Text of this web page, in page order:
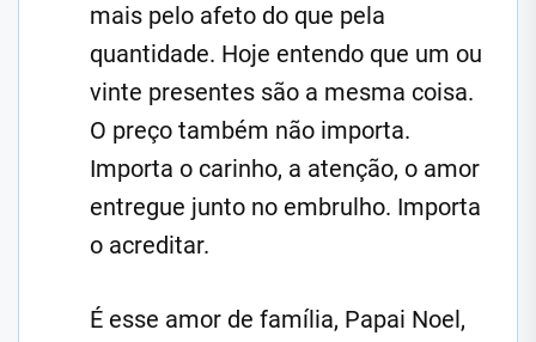
mais pelo afeto do que pela
quantidade. Hoje entendo que um ou
vinte presentes são a mesma coisa.
O preço também não importa.
Importa o carinho, a atenção, o amor
entregue junto no embrulho. Importa
o acreditar.
É esse amor de família, Papai Noel,